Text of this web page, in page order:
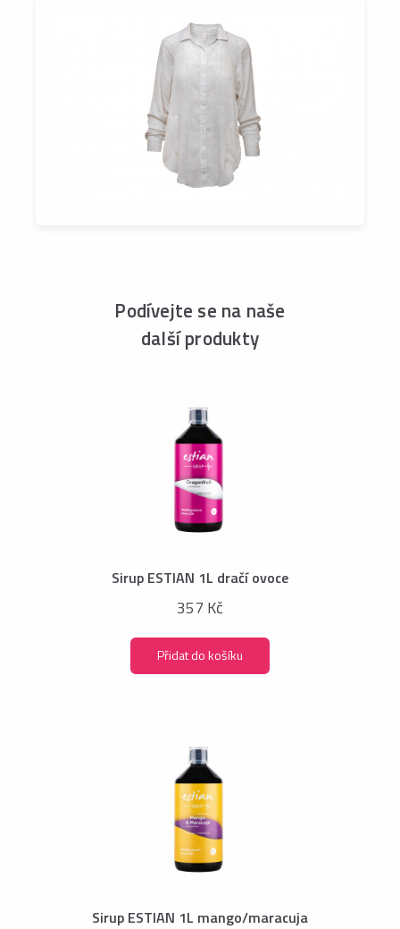
Podívejte se na naše
další produkty
Sirup ESTIAN 1L dračí ovoce
357 Kč
Přidat do košíku
Sirup ESTIAN 1L mango/maracuja